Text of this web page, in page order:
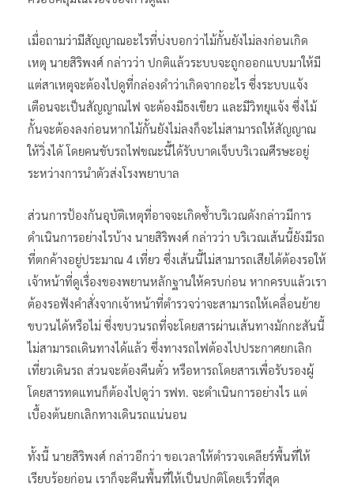
เมื่อถามว่ามีสัญญาณอะไรที่บ่งบอกว่าไม้กั้นยังไม่ลงก่อนเกิด
เหตุ นายสิริพงศ์ กล่าวว่า ปกติแล้วระบบจะถูกออกแบบมาให้มี
แต่สาเหตุจะต้องไปดูที่กล่องดำว่าเกิดจากอะไร ซึ่งระบบแจ้ง
เตือนจะเป็นสัญญาณไฟ จะต้องมีธงเขียว และมีวิทยุแจ้ง ซึ่งไม้
กั้นจะต้องลงก่อนหากไม้กั้นยังไม่ลงก็จะไม่สามารถให้สัญญาณ
ให้วิ่งได้ โดยคนขับรถไฟขณะนี้ได้รับบาดเจ็บบริเวณศีรษะอยู่
ระหว่างการนำตัวส่งโรงพยาบาล
ส่วนการป้องกันอุบัติเหตุที่อาจจะเกิดซ้ำบริเวณดังกล่าวมีการ
ดำเนินการอย่างไรบ้าง นายสิริพงศ์ กล่าวว่า บริเวณเส้นนี้ยังมีรถ
ที่ตกค้างอยู่ประมาณ 4 เที่ยว ซึ่งเส้นนี้ไม่สามารถเสียได้ต้องรอให้
เจ้าหน้าที่ดูเรื่องของพยานหลักฐานให้ครบก่อน หากครบแล้วเรา
ต้องรอฟังคำสั่งจากเจ้าหน้าที่ตำรวจว่าจะสามารถให้เคลื่อนย้าย
ขบวนได้หรือไม่ ซึ่งขบวนรถที่จะโดยสารผ่านเส้นทางมักกะสันนี้
ไม่สามารถเดินทางได้แล้ว ซึ่งทางรถไฟต้องไปประกาศยกเลิก
เที่ยวเดินรถ ส่วนจะต้องคืนตั๋ว หรือหารถโดยสารเพื่อรับรองผู้
โดยสารทดแทนก็ต้องไปดูว่า รฟท. จะดำเนินการอย่างไร แต่
เบื้องต้นยกเลิกทางเดินรถแน่นอน
ทั้งนี้ นายสิริพงศ์ กล่าวอีกว่า ขอเวลาให้ตำรวจเคลียร์พื้นที่ให้
เรียบร้อยก่อน เราก็จะคืนพื้นที่ให้เป็นปกติโดยเร็วที่สุด